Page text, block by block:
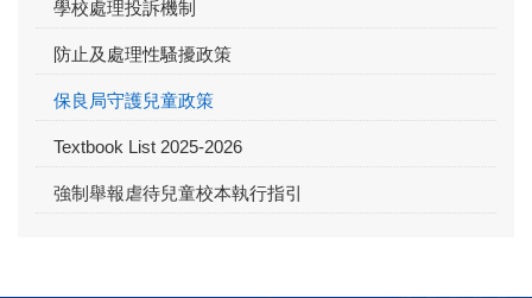
學校處理投訴機制
防止及處理性騷擾政策
保良局守護兒童政策
Textbook List 2025-2026
強制舉報虐待兒童校本執行指引